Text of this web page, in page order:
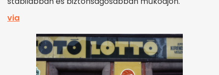
via